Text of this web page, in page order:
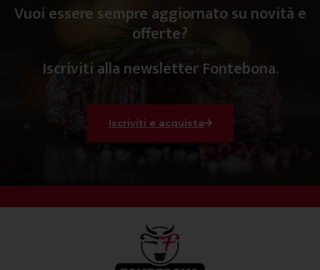
Vuoi essere sempre aggiornato su novità e
offerte?
Iscriviti alla newsletter Fontebona.
Iscriviti e acquista